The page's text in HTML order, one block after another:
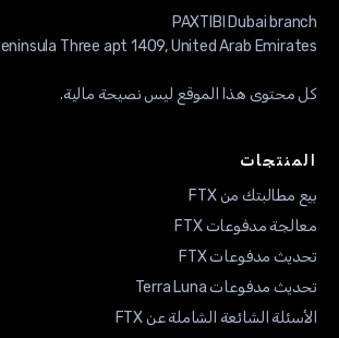
كل محتوى هذا الموقع ليس نصيحة مالية.
المنتجات
بيع مطالبتك من FTX
معالجة مدفوعات FTX
تحديث مدفوعات FTX
تحديث مدفوعات Terra Luna
الأسئلة الشائعة الشاملة عن FTX